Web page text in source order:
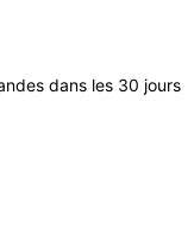
dans les 30 jours